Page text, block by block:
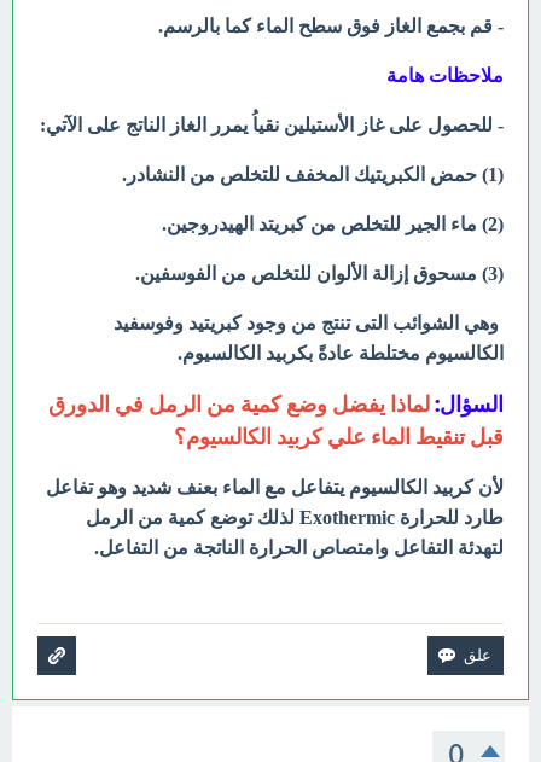
- قم بجمع الغاز فوق سطح الماء كما بالرسم.
ملاحظات هامة
- للحصول على غاز الأستيلين نقياُ يمرر الغاز الناتج على الآتي:
(1) حمض الكبريتيك المخفف للتخلص من النشادر.
(2) ماء الجير للتخلص من كبريتد الهيدروجين.
(3) مسحوق إزالة الألوان للتخلص من الفوسفين.
وهي الشوائب التى تنتج من وجود كبريتيد وفوسفيد
الكالسيوم مختلطة عادةً بكربيد الكالسيوم.
السؤال:لماذا يفضل وضع كمية من الرمل في الدورق
قبل تنقيط الماء علي كربيد الكالسيوم؟
لأن كربيد الكالسيوم يتفاعل مع الماء بعنف شديد وهو تفاعل
طارد للحرارة Exothermic لذلك توضع كمية من الرمل
لتهدئة التفاعل وامتصاص الحرارة الناتجة من التفاعل.
0